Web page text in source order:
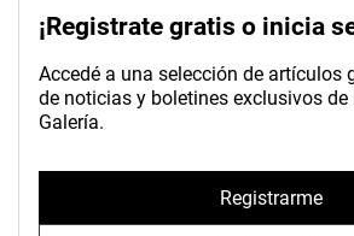
¡Registrate gratis o inicia
Accedé a una selección de artículos
de noticias y boletines exclusivos de
Galería.
Registrarme